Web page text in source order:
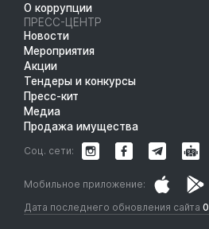
О коррупции
ПРЕСС-ЦЕНТР
Новости
Мероприятия
Акции
Тендеры и конкурсы
Пресс-кит
Медиа
Продажа имущества
Дата последнего обновления сайта
Мобильное приложение:
Соц. сети: